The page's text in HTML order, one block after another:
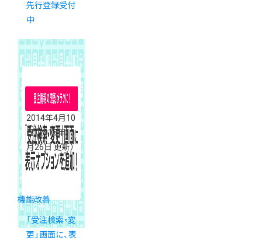
先行登録受付
中
2014年4月10
日（2015年10
月26日 更新）
機能改善
「受注検索・変
更」画面に、表